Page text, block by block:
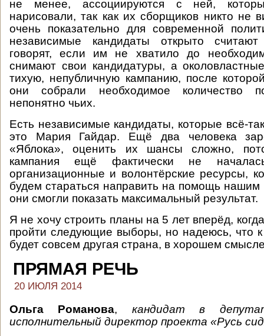
не менее, ассоциируются с ней,
нарисовали, так как их сборщиков никто не
очень показательно для современной
независимые кандидаты открыто
говорят, если им не хватило до
снимают свои кандидатуры, а
тихую, непубличную кампанию, после
они собрали необходимое количество
непонятно чьих.
Есть независимые кандидаты, которые всё-
это Мария Гайдар. Ещё два человека
«Яблока», оценить их шансы сложно,
кампания ещё фактически не
организационные и волонтёрские ресурсы,
будем стараться направить на помощь
они смогли показать максимальный результат.
Я не хочу строить планы на 5 лет вперёд,
пройти следующие выборы, но надеюсь, что
будет совсем другая страна, в хорошем
ПРЯМАЯ РЕЧЬ
20 ИЮЛЯ 2014
Ольга Романова, кандидат в
исполнительный директор проекта «Русь